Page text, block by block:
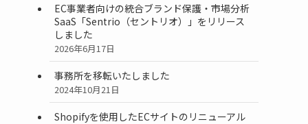
EC事業者向けの統合ブランド保護・市場分析
SaaS「Sentrio（セントリオ）」をリリース
しました
2026年6月17日
事務所を移転いたしました
2024年10月21日
Shopifyを使用したECサイトのリニューアル